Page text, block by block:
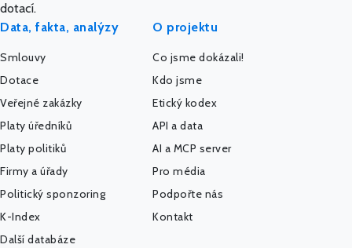
dotací.
Data, fakta, analýzy
Smlouvy
Dotace
Veřejné zakázky
Platy úředníků
Platy politiků
Firmy a úřady
Politický sponzoring
K-Index
Další databáze
O projektu
Co jsme dokázali!
Kdo jsme
Etický kodex
API a data
AI a MCP server
Pro média
Podpořte nás
Kontakt